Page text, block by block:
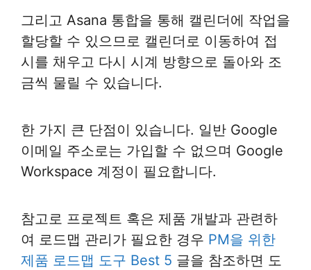
그리고 Asana 통합을 통해 캘린더에 작업을
할당할 수 있으므로 캘린더로 이동하여 접
시를 채우고 다시 시계 방향으로 돌아와 조
금씩 물릴 수 있습니다.
한 가지 큰 단점이 있습니다. 일반 Google
이메일 주소로는 가입할 수 없으며 Google
Workspace 계정이 필요합니다.
참고로 프로젝트 혹은 제품 개발과 관련하
여 로드맵 관리가 필요한 경우 PM을 위한
제품 로드맵 도구 Best 5 글을 참조하면 도